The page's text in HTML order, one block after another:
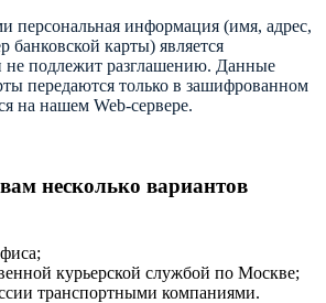
персональная информация (имя, адрес,
банковской карты) является
не подлежит разглашению. Данные
передаются только в зашифрованном
на нашем Web-сервере.
несколько вариантов
курьерской службой по Москве;
транспортными компаниями.